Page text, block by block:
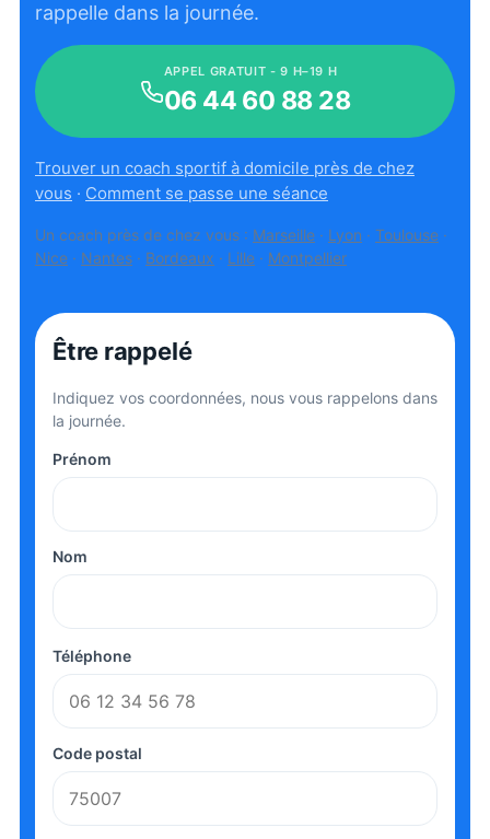
rappelle dans la journée.
APPEL GRATUIT - 9 H–19 H
06 44 60 88 28
Trouver un coach sportif à domicile près de chez
vous · Comment se passe une séance
Un coach près de chez vous : Marseille · Lyon · Toulouse ·
Nice · Nantes · Bordeaux · Lille · Montpellier
Être rappelé
Indiquez vos coordonnées, nous vous rappelons dans
la journée.
Prénom
Nom
Téléphone
Code postal